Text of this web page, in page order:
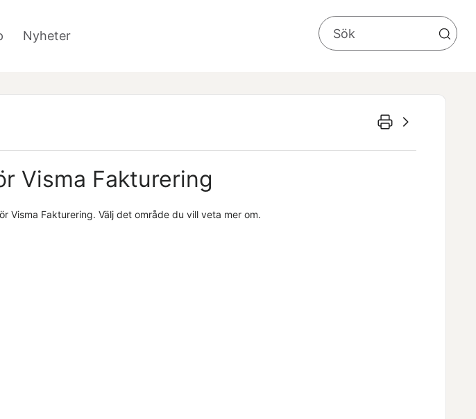
Nyheter
Visma Fakturering
Visma Fakturering. Välj det område du vill veta mer om.